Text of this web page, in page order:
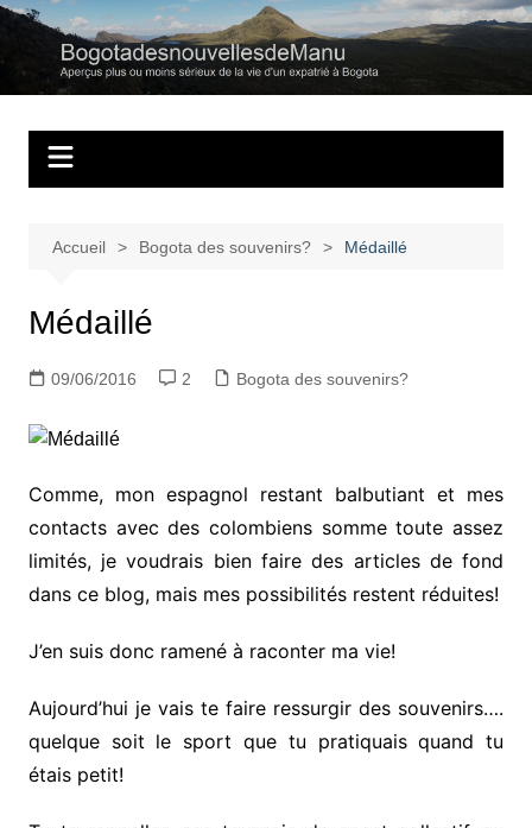
Aller
contenu
Regards personnels sur la vie d’expatrié à Bogota
Accueil Bogota des souvenirs? Médaillé
Médaillé
09/06/2016 2 Bogota des souvenirs?
Comme, mon espagnol restant balbutiant et mes
contacts avec des colombiens somme toute assez
limités, je voudrais bien faire des articles de fond
dans ce blog, mais mes possibilités restent réduites!
J’en suis donc ramené à raconter ma vie!
Aujourd’hui je vais te faire ressurgir des souvenirs….
quelque soit le sport que tu pratiquais quand tu
étais petit!